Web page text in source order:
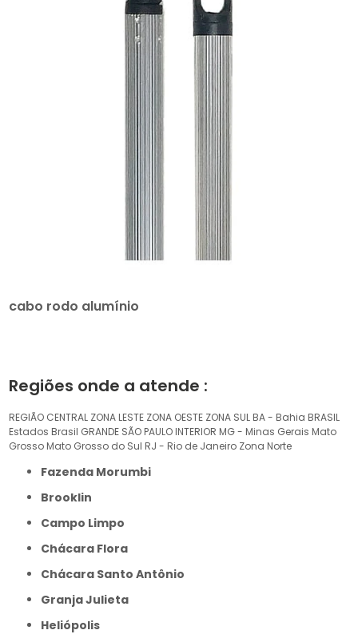
cabo rodo alumínio
Regiões onde a atende :
REGIÃO CENTRAL ZONA LESTE ZONA OESTE ZONA SUL BA - Bahia BRASIL
Estados Brasil GRANDE SÃO PAULO INTERIOR MG - Minas Gerais Mato
Grosso Mato Grosso do Sul RJ - Rio de Janeiro Zona Norte
Fazenda Morumbi
Brooklin
Campo Limpo
Chácara Flora
Chácara Santo Antônio
Granja Julieta
Heliópolis